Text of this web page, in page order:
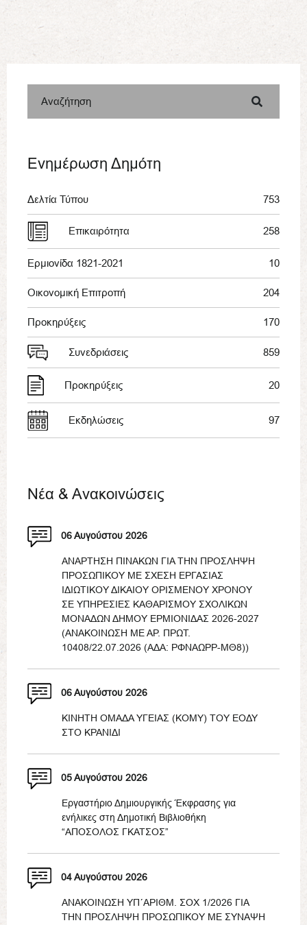
Αναζήτηση
Ενημέρωση Δημότη
Δελτία Τύπου 753
Επικαιρότητα 258
Ερμιονίδα 1821-2021 10
Οικονομική Επιτροπή 204
Προκηρύξεις 170
Συνεδριάσεις 859
Προκηρύξεις 20
Εκδηλώσεις 97
Νέα & Ανακοινώσεις
06 Αυγούστου 2026
ΑΝΑΡΤΗΣΗ ΠΙΝΑΚΩΝ ΓΙΑ ΤΗΝ ΠΡΟΣΛΗΨΗ
ΠΡΟΣΩΠΙΚΟΥ ΜΕ ΣΧΕΣΗ ΕΡΓΑΣΙΑΣ
ΙΔΙΩΤΙΚΟΥ ΔΙΚΑΙΟΥ ΟΡΙΣΜΕΝΟΥ ΧΡΟΝΟΥ
ΣΕ ΥΠΗΡΕΣΙΕΣ ΚΑΘΑΡΙΣΜΟΥ ΣΧΟΛΙΚΩΝ
ΜΟΝΑΔΩΝ ΔΗΜΟΥ ΕΡΜΙΟΝΙΔΑΣ 2026-2027
(ΑΝΑΚΟΙΝΩΣΗ ΜΕ ΑΡ. ΠΡΩΤ.
10408/22.07.2026 (ΑΔΑ: ΡΦΝΑΩΡΡ-ΜΘ8))
06 Αυγούστου 2026
ΚΙΝΗΤΗ ΟΜΑΔΑ ΥΓΕΙΑΣ (ΚΟΜΥ) ΤΟΥ ΕΟΔΥ
ΣΤΟ ΚΡΑΝΙΔΙ
05 Αυγούστου 2026
Εργαστήριο Δημιουργικής Έκφρασης για
ενήλικες στη Δημοτική Βιβλιοθήκη
“ΑΠΟΣΟΛΟΣ ΓΚΑΤΣΟΣ”
04 Αυγούστου 2026
ΑΝΑΚΟΙΝΩΣΗ ΥΠ΄ΑΡΙΘΜ. ΣΟΧ 1/2026 ΓΙΑ
ΤΗΝ ΠΡΟΣΛΗΨΗ ΠΡΟΣΩΠΙΚΟΥ ΜΕ ΣΥΝΑΨΗ